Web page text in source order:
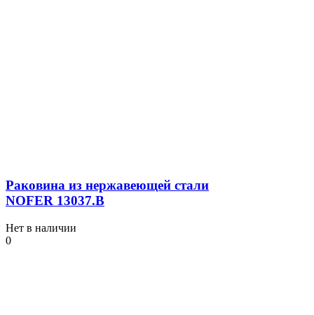
Раковина из нержавеющей стали
NOFER 13037.B
Нет в наличии
0